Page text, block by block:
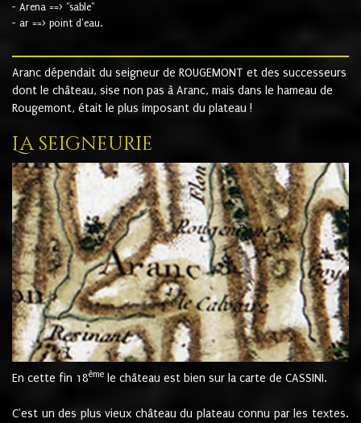
- Arena ==> "sable"
- ar ==> point d'eau.
Aranc dépendait du seigneur de ROUGEMONT et des successeurs
dont le château, sise non pas à Aranc, mais dans le hameau de
Rougemont, était le plus imposant du plateau !
La seigneurie
En cette fin 18ème le château est bien sur la carte de CASSINI.
C'est un des plus vieux château du plateau connu par les textes.